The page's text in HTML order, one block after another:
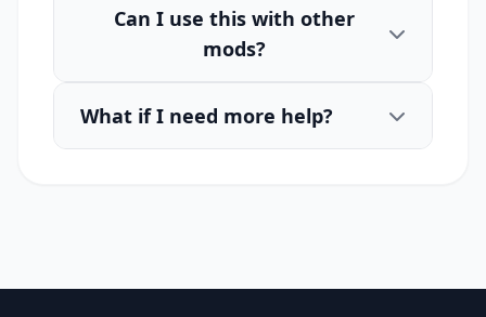
Can I use this with other
mods?
What if I need more help?